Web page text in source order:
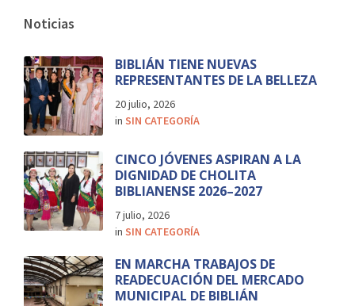
Noticias
BIBLIÁN TIENE NUEVAS
REPRESENTANTES DE LA BELLEZA
20 julio, 2026
in SIN CATEGORÍA
CINCO JÓVENES ASPIRAN A LA
DIGNIDAD DE CHOLITA
BIBLIANENSE 2026–2027
7 julio, 2026
in SIN CATEGORÍA
EN MARCHA TRABAJOS DE
READECUACIÓN DEL MERCADO
MUNICIPAL DE BIBLIÁN